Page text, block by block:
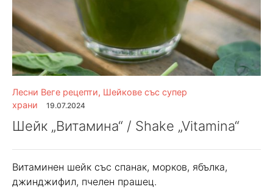
Лесни Веге рецепти, Шейкове със супер
храни
19.07.2024
Шейк „Витамина“ / Shake „Vitamina“
Витаминен шейк със спанак, морков, ябълка,
джинджифил, пчелен прашец.